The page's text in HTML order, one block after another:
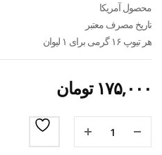
محصول آمریکا
تاریخ مصرف معتبر
هر تیوپ ۱۶ گرمی برای ۱ لیوان
۱۷۵,۰۰۰ تومان